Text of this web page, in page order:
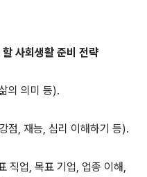
사회생활 준비 전략
의 의미 등).
강점, 재능, 심리 이해하기 등).
직업, 목표 기업, 업종 이해,